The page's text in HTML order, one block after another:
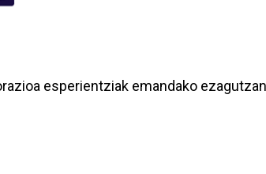
esperientziak emandako